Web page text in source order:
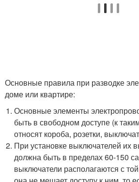
Основные правила при разводке
доме или квартире:
Основные элементы
быть в свободном доступе (к
относят короба, розетки,
При установке выключателей их
должна быть в пределах 60-150
выключатели располагаются с